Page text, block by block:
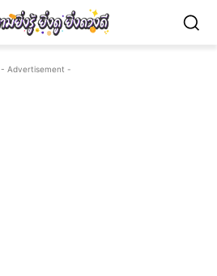
- Advertisement -